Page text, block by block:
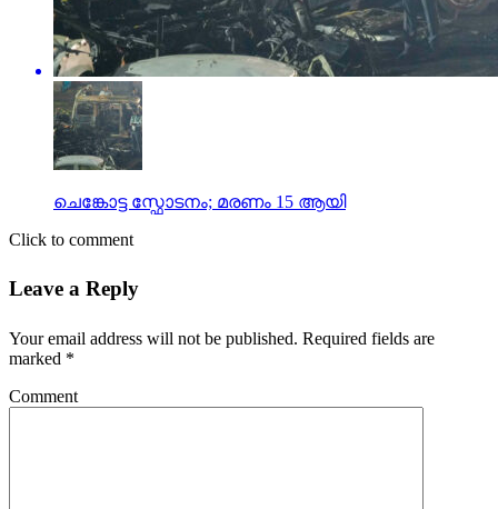
ചെങ്കോട്ട സ്ഫോടനം; മരണം 15 ആയി
Click to comment
Leave a Reply
Your email address will not be published. Required fields are
marked *
Comment